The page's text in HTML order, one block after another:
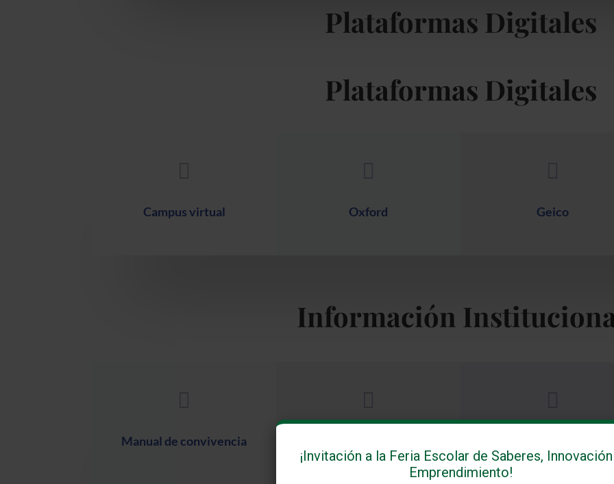
¡Invitación a la Feria Escolar de Saberes,
Emprendimiento!
Plataformas Digitales
Plataformas Digitales
Campus virtual Oxford Geico
Información
Manual de convivencia